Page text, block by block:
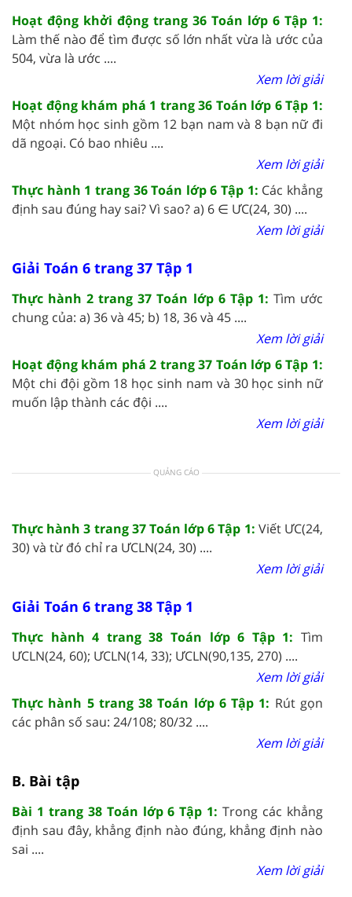
Hoạt động khởi động trang 36 Toán lớp 6 Tập 1:
Làm thế nào để tìm được số lớn nhất vừa là ước của
504, vừa là ước ....
Xem lời giải
Hoạt động khám phá 1 trang 36 Toán lớp 6 Tập 1:
Một nhóm học sinh gồm 12 bạn nam và 8 bạn nữ đi
dã ngoại. Có bao nhiêu ....
Xem lời giải
Thực hành 1 trang 36 Toán lớp 6 Tập 1: Các khẳng
định sau đúng hay sai? Vì sao? a) 6 ∈ ƯC(24, 30) ....
Xem lời giải
Giải Toán 6 trang 37 Tập 1
Thực hành 2 trang 37 Toán lớp 6 Tập 1: Tìm ước
chung của: a) 36 và 45; b) 18, 36 và 45 ....
Xem lời giải
Hoạt động khám phá 2 trang 37 Toán lớp 6 Tập 1:
Một chi đội gồm 18 học sinh nam và 30 học sinh nữ
muốn lập thành các đội ....
Xem lời giải
QUẢNG CÁO
Thực hành 3 trang 37 Toán lớp 6 Tập 1: Viết ƯC(24,
30) và từ đó chỉ ra ƯCLN(24, 30) ....
Xem lời giải
Giải Toán 6 trang 38 Tập 1
Thực hành 4 trang 38 Toán lớp 6 Tập 1: Tìm
ƯCLN(24, 60); ƯCLN(14, 33); ƯCLN(90,135, 270) ....
Xem lời giải
Thực hành 5 trang 38 Toán lớp 6 Tập 1: Rút gọn
các phân số sau: 24/108; 80/32 ....
Xem lời giải
B. Bài tập
Bài 1 trang 38 Toán lớp 6 Tập 1: Trong các khẳng
định sau đây, khẳng định nào đúng, khẳng định nào
sai ....
Xem lời giải